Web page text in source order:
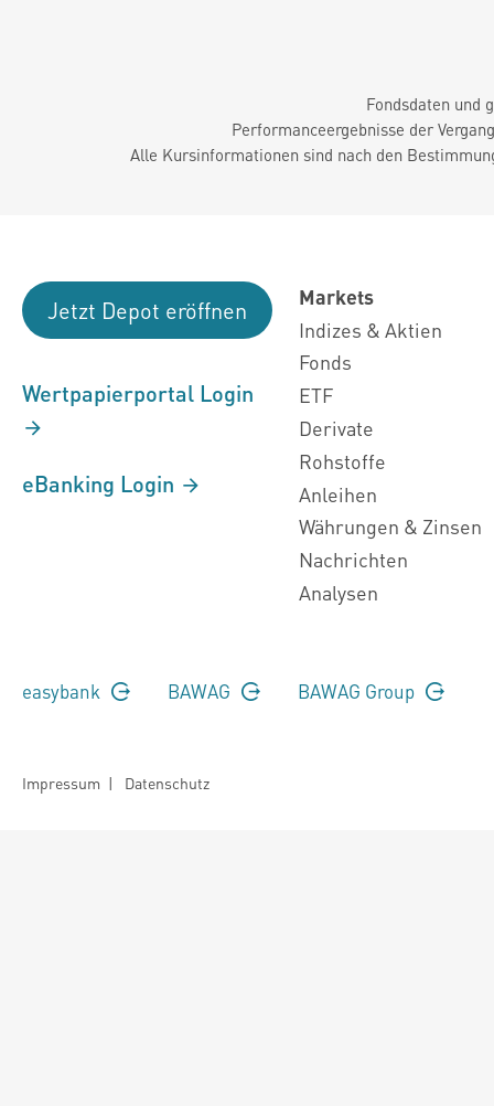
Fondsdaten und
Performanceergebnisse der
Alle Kursinformationen sind nach den
Jetzt Depot eröffnen
Wertpapierportal Login
eBanking Login
Markets
Indizes & Aktien
Fonds
ETF
Derivate
Rohstoffe
Anleihen
Währungen & Zinsen
Nachrichten
Analysen
easybank BAWAG BAWAG Group
Impressum | Datenschutz